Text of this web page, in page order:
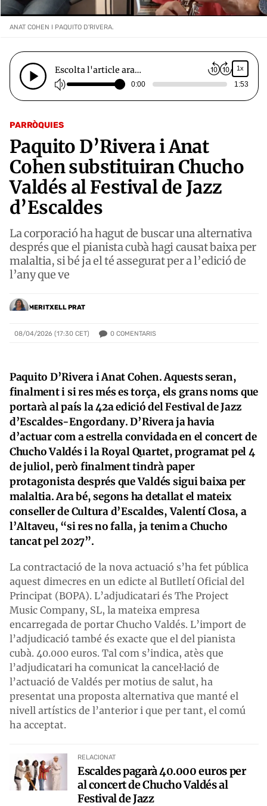
PARRÒQUIES
Paquito D’Rivera i Anat
Cohen substituiran Chucho
Valdés al Festival de Jazz
d’Escaldes
La corporació ha hagut de buscar una alternativa
després que el pianista cubà hagi causat baixa per
malaltia, si bé ja el té assegurat per a l’edició de
l’any que ve
MERITXELL PRAT
08/04/2026 (17:30 CET) 0 COMENTARIS
ANAT COHEN I PAQUITO D'RIVERA.
Escolta l'article ara… 1x
0:00 1:53
Paquito D’Rivera i Anat Cohen. Aquests seran,
finalment i si res més es torça, els grans noms que
portarà al país la 42a edició del Festival de Jazz
d’Escaldes-Engordany. D’Rivera ja havia
d’actuar com a estrella convidada en el concert de
Chucho Valdés i la Royal Quartet, programat pel 4
de juliol, però finalment tindrà paper
protagonista després que Valdés sigui baixa per
malaltia. Ara bé, segons ha detallat el mateix
conseller de Cultura d’Escaldes, Valentí Closa, a
l’Altaveu, “si res no falla, ja tenim a Chucho
tancat pel 2027”.
La contractació de la nova actuació s’ha fet pública
aquest dimecres en un edicte al Butlletí Oficial del
Principat (BOPA). L’adjudicatari és The Project
Music Company, SL, la mateixa empresa
encarregada de portar Chucho Valdés. L’import de
l’adjudicació també és exacte que el del pianista
cubà. 40.000 euros. Tal com s’indica, atès que
l’adjudicatari ha comunicat la cancel·lació de
l’actuació de Valdés per motius de salut, ha
presentat una proposta alternativa que manté el
nivell artístics de l’anterior i que per tant, el comú
ha acceptat.
RELACIONAT
Escaldes pagarà 40.000 euros per
al concert de Chucho Valdés al
Festival de Jazz